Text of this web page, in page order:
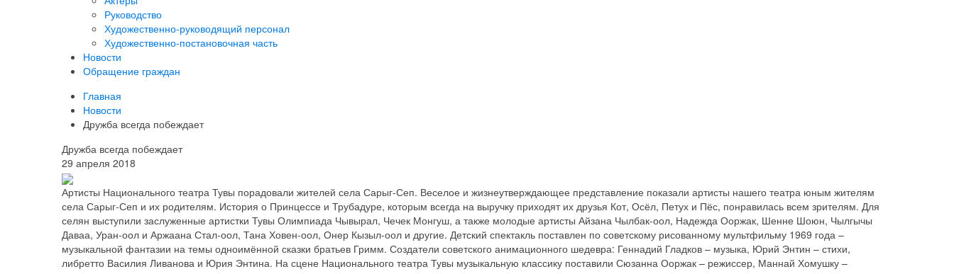
Руководство
Художественно-руководящий персонал
Художественно-постановочная часть
Новости
Обращение граждан
Главная
Новости
Дружба всегда побеждает
Дружба всегда побеждает
29 апреля 2018
Артисты Национального театра Тувы порадовали жителей села Сарыг-Сеп. Веселое и жизнеутверждающее представление показали артисты нашего театра юным жителям
села Сарыг-Сеп и их родителям. История о Принцессе и Трубадуре, которым всегда на выручку приходят их друзья Кот, Осёл, Петух и Пёс, понравилась всем зрителям. Для
селян выступили заслуженные артистки Тувы Олимпиада Чывырал, Чечек Монгуш, а также молодые артисты Айзана Чылбак-оол, Надежда Ооржак, Шенне Шоюн, Чылгычы
Даваа, Уран-оол и Аржаана Стал-оол, Тана Ховен-оол, Онер Кызыл-оол и другие. Детский спектакль поставлен по советскому рисованному мультфильму 1969 года –
музыкальной фантазии на темы одноимённой сказки братьев Гримм. Создатели советского анимационного шедевра: Геннадий Гладков – музыка, Юрий Энтин – стихи,
либретто Василия Ливанова и Юрия Энтина. На сцене Национального театра Тувы музыкальную классику поставили Сюзанна Ооржак – режиссер, Маннай Хомушку –